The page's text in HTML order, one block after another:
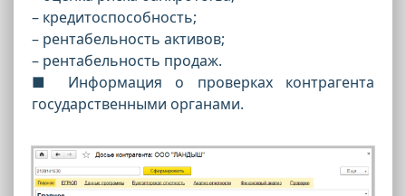
– кредитоспособность;
– рентабельность активов;
– рентабельность продаж.
■ Информация о проверках контрагента
государственными органами.